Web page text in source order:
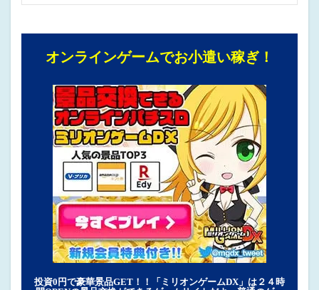
オンラインゲームでお小遣い稼ぎ！
投資0円で豪華景品GET！！「ミリオンゲームDX」は２４時